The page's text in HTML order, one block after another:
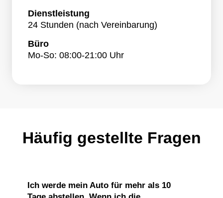
Dienstleistung
24 Stunden (nach Vereinbarung)
Büro
Mo-So: 08:00-21:00 Uhr
Häufig gestellte Fragen
Ich werde mein Auto für mehr als 10